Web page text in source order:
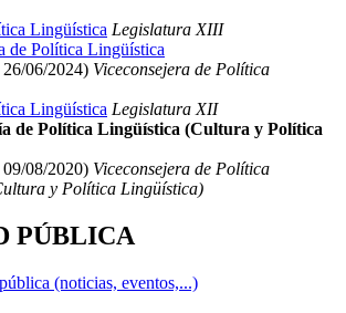
Lingüística Legislatura XIII
de Política Lingüística
06/2024) Viceconsejera de Política
Lingüística Legislatura XII
de Política Lingüística (Cultura y Política
08/2020) Viceconsejera de Política
y Política Lingüística)
PÚBLICA
(noticias, eventos,...)